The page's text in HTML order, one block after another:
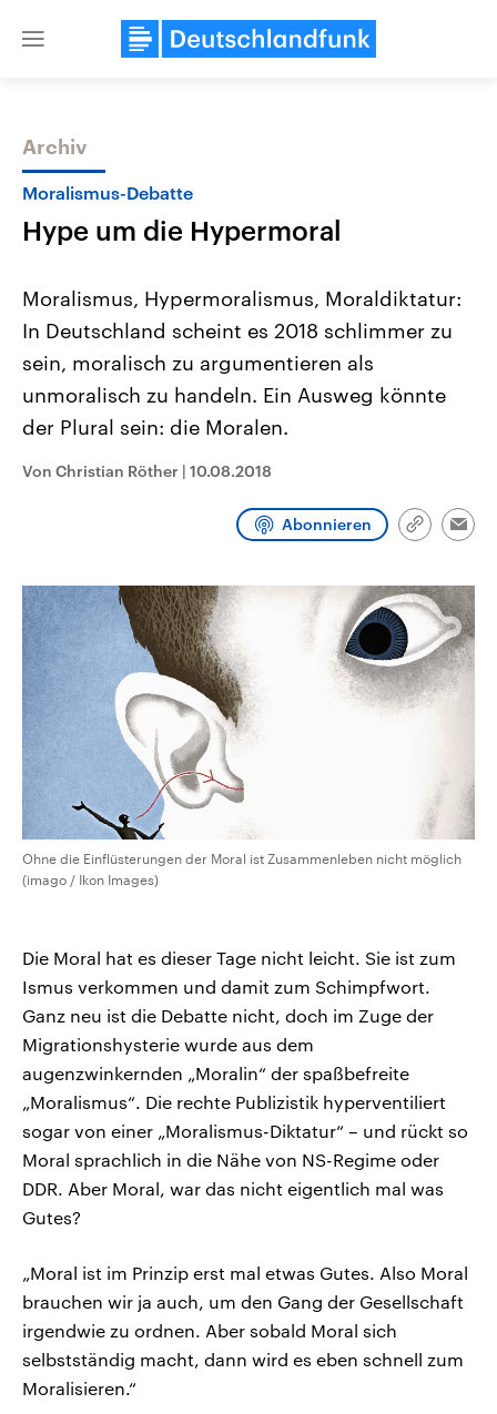
Close
Themen
Landtagswahl Sachsen-Anhalt
2026
Alle Informationen
Sachsen-Anhalt wählt am 6.
Landtag. Seit 2021 wird das
Wahlprogramme, aktuelle Berichte
und Kandidaten der anstehenden
Wahl.
USA
Aktuelle Beiträge,
aktuelle Weltgeschehen.
Audio-Archiv
Archiv
Moralismus-Debatte
Hype um die Hypermoral
Moralismus, Hypermoralismus, Moraldiktatur:
In Deutschland scheint es 2018 schlimmer zu
sein, moralisch zu argumentieren als
unmoralisch zu handeln. Ein Ausweg könnte
der Plural sein: die Moralen.
Von Christian Röther | 10.08.2018
Abonnieren
Link
Ohne die Einflüsterungen der Moral ist Zusammenleben nicht möglich
(imago / Ikon Images)
Die Moral hat es dieser Tage nicht leicht. Sie ist zum
Ismus verkommen und damit zum Schimpfwort.
Ganz neu ist die Debatte nicht, doch im Zuge der
Migrationshysterie wurde aus dem
augenzwinkernden „Moralin“ der spaßbefreite
„Moralismus“. Die rechte Publizistik hyperventiliert
sogar von einer „Moralismus-Diktatur“ – und rückt so
Moral sprachlich in die Nähe von NS-Regime oder
DDR. Aber Moral, war das nicht eigentlich mal was
Gutes?
„Moral ist im Prinzip erst mal etwas Gutes. Also Moral
brauchen wir ja auch, um den Gang der Gesellschaft
irgendwie zu ordnen. Aber sobald Moral sich
selbstständig macht, dann wird es eben schnell zum
Moralisieren.“